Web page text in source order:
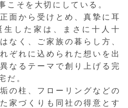
こそを大切にしている。
面から受けとめ、真摯に耳
生した家は、まさに十人十
なく、ご家族の暮らし方、
ぞれに込められた想いを出
なるテーマで創り上げる完
だ。
の柱、フローリングなどの
家づくりも同社の得意とす